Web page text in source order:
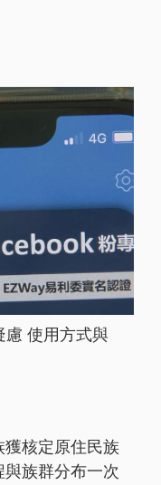
慮 使用方式與
獲核定原住民族
與族群分布一次